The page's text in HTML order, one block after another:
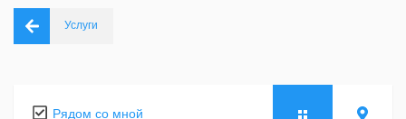
Услуги
Рядом со мной